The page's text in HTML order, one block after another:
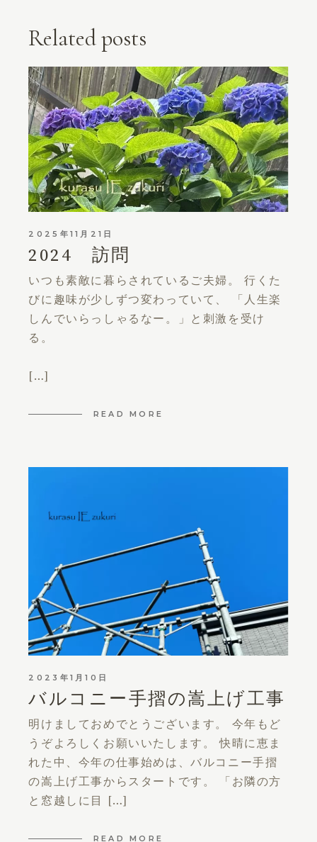
Related posts
2025年11月21日
2024 訪問
いつも素敵に暮らされているご夫婦。 行くた
びに趣味が少しずつ変わっていて、 「人生楽
しんでいらっしゃるなー。」と刺激を受け
る。
[…]
READ MORE
2023年1月10日
バルコニー手摺の嵩上げ工事
明けましておめでとうございます。 今年もど
うぞよろしくお願いいたします。 快晴に恵ま
れた中、今年の仕事始めは、バルコニー手摺
の嵩上げ工事からスタートです。 「お隣の方
と窓越しに目 […]
READ MORE